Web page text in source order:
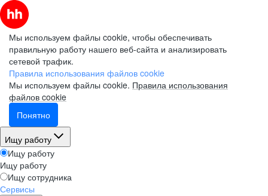
Мы используем файлы cookie, чтобы обеспечивать
правильную работу нашего веб-сайта и анализировать
сетевой трафик.
Правила использования файлов cookie
Мы используем файлы cookie. Правила использования
файлов cookie
Понятно
Ищу работу
Ищу работу
Ищу работу
Ищу сотрудника
Сервисы